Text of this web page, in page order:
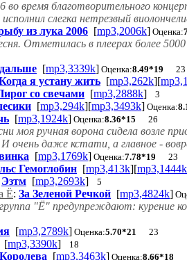
во время благотворительного
слегка нетрезвый
из лука 2006 [mp3,2006k] Оценка:
Отметилась в плеерах более
[mp3,3339k] Оценка:8.49*19 23
я устану жить [mp3,262k][
со свечами [mp3,2888k] 3
[mp3,294k][mp3,3493k] Оценка:
[mp3,1924k] Оценка:8.36*15 26
моя ручная ворона сидела возле
очень даже кстати, а главное -
[mp3,1769k] Оценка:7.78*19 23
Гемоглобин [mp3,413k][mp3,1444k
Эзтм [mp3,2693k] 5
Ё: За Зеленой Речкой [mp3,4824k]
"Ё" предупреждают: курение
[mp3,2789k] Оценка:5.70*21 23
[mp3,3390k] 18
Королева [mp3,3463k] Оценка:8.66*18